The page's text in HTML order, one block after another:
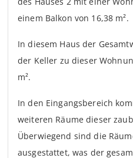
des Hauses 2 mit einer
einem Balkon von 16,38 m².
In diesem Haus der
der Keller zu dieser
m².
In den Eingangsbereich
weiteren Räume dieser
Überwiegend sind die
ausgestattet, was der